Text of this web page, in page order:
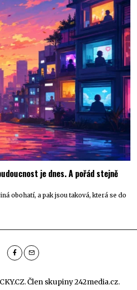
je dnes. A pořád stejně
obohatí, a pak jsou taková, která se do
Člen skupiny242media.cz.